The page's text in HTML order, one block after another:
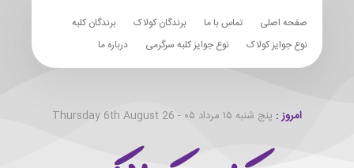
صفحه اصلی تماس با ما برندگان کولاک
برندگان کلبه
نوع جوایز کولاک
نوع جوایز کلبه سرگرمی درباره ما
امروز : پنج شنبه ۱۵ مرداد ۰۵ - Thursday 6th August 26